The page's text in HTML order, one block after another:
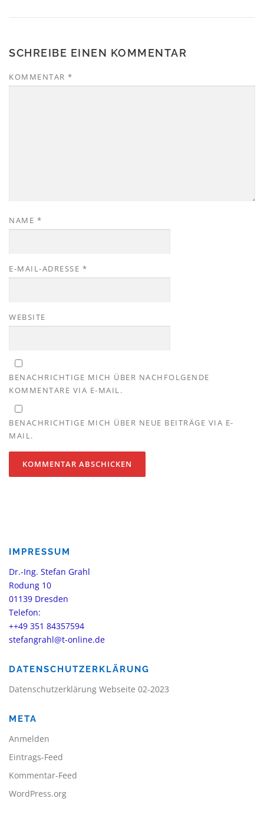
SCHREIBE EINEN KOMMENTAR
KOMMENTAR *
NAME *
E-MAIL-ADRESSE *
WEBSITE
BENACHRICHTIGE MICH ÜBER NACHFOLGENDE
KOMMENTARE VIA E-MAIL.
BENACHRICHTIGE MICH ÜBER NEUE BEITRÄGE VIA E-
MAIL.
IMPRESSUM
Dr.-Ing. Stefan Grahl
Rodung 10
01139 Dresden
Telefon:
++49 351 84357594
stefangrahl@t-online.de
DATENSCHUTZERKLÄRUNG
Datenschutzerklärung Webseite 02-2023
META
Anmelden
Eintrags-Feed
Kommentar-Feed
WordPress.org